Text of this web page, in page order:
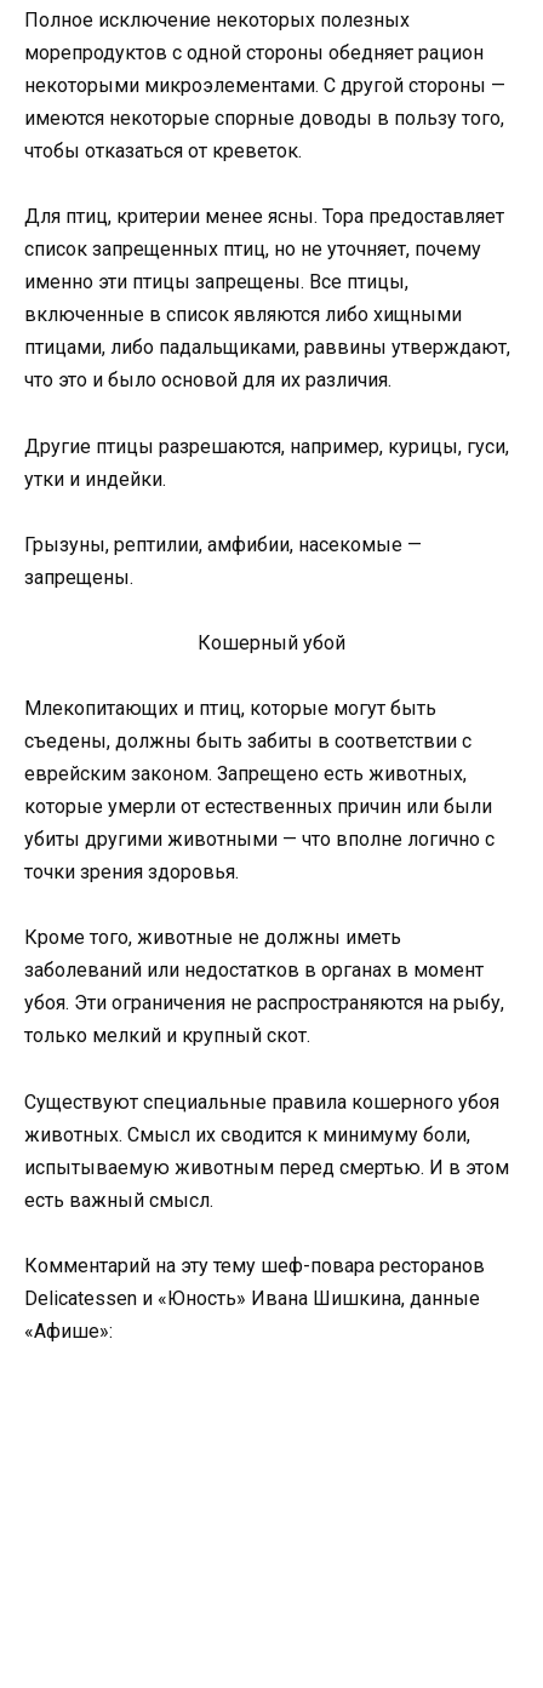
Полное исключение некоторых полезных
морепродуктов с одной стороны обедняет рацион
некоторыми микроэлементами. С другой стороны —
имеются некоторые спорные доводы в пользу того,
чтобы отказаться от креветок.
Для птиц, критерии менее ясны. Тора предоставляет
список запрещенных птиц, но не уточняет, почему
именно эти птицы запрещены. Все птицы,
включенные в список являются либо хищными
птицами, либо падальщиками, раввины утверждают,
что это и было основой для их различия.
Другие птицы разрешаются, например, курицы, гуси,
утки и индейки.
Грызуны, рептилии, амфибии, насекомые —
запрещены.
Кошерный убой
Млекопитающих и птиц, которые могут быть
съедены, должны быть забиты в соответствии с
еврейским законом. Запрещено есть животных,
которые умерли от естественных причин или были
убиты другими животными — что вполне логично с
точки зрения здоровья.
Кроме того, животные не должны иметь
заболеваний или недостатков в органах в момент
убоя. Эти ограничения не распространяются на рыбу,
только мелкий и крупный скот.
Существуют специальные правила кошерного убоя
животных. Смысл их сводится к минимуму боли,
испытываемую животным перед смертью. И в этом
есть важный смысл.
Комментарий на эту тему шеф-повара ресторанов
Delicatessen и «Юность» Ивана Шишкина, данные
«Афише»: